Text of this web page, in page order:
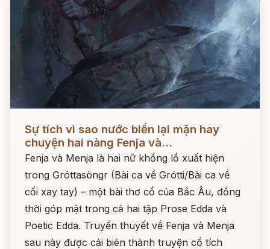
Sự tích vì sao nước biển lại mặn hay
chuyện hai nàng Fenja và...
Fenja và Menja là hai nữ khổng lồ xuất hiện
trong Gróttasöngr (Bài ca về Grótti/Bài ca về
cối xay tay) – một bài thơ cổ của Bắc Âu, đồng
thời góp mặt trong cả hai tập Prose Edda và
Poetic Edda. Truyền thuyết về Fenja và Menja
sau này được cải biên thành truyện cổ tích